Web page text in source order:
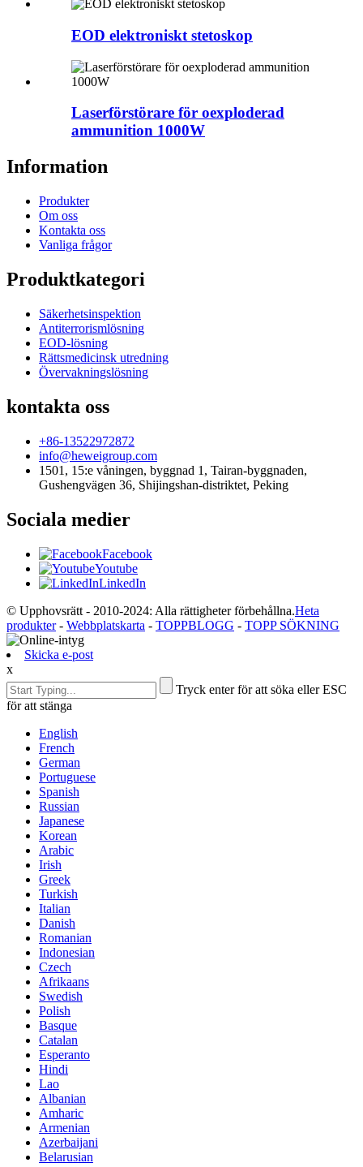
EOD elektroniskt stetoskop
Laserförstörare för oexploderad
ammunition 1000W
Information
Produkter
Om oss
Kontakta oss
Vanliga frågor
Produktkategori
Säkerhetsinspektion
Antiterrorismlösning
EOD-lösning
Rättsmedicinsk utredning
Övervakningslösning
kontakta oss
+86-13522972872
info@heweigroup.com
1501, 15:e våningen, byggnad 1, Tairan-byggnaden,
Gushengvägen 36, Shijingshan-distriktet, Peking
Sociala medier
Facebook
Youtube
LinkedIn
© Upphovsrätt - 2010-2024: Alla rättigheter förbehållna.Heta
produkter- Webbplatskarta - TOPPBLOGG - TOPP SÖKNING
Skicka e-post
x
Tryck enter för att söka eller ESC
för att stänga
English
French
German
Portuguese
Spanish
Russian
Japanese
Korean
Arabic
Irish
Greek
Turkish
Italian
Danish
Romanian
Indonesian
Czech
Afrikaans
Swedish
Polish
Basque
Catalan
Esperanto
Hindi
Lao
Albanian
Amharic
Armenian
Azerbaijani
Belarusian